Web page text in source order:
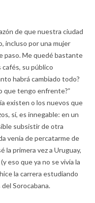
de que nuestra ciudad
incluso por una mujer
paso. Me quedé bastante
su público
habrá cambiado todo?
que tengo enfrente?”
existen o los nuevos que
sí, es innegable: en un
subsistir de otra
venía de percatarme de
la primera vez a Uruguay,
eso que ya no se vivía la
la carrera estudiando
Sorocabana.